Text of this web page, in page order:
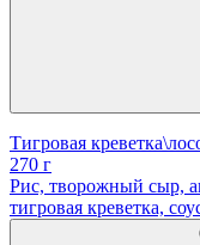
Тигровая
270 г
Рис, творожный сыр,
тигровая креветка,